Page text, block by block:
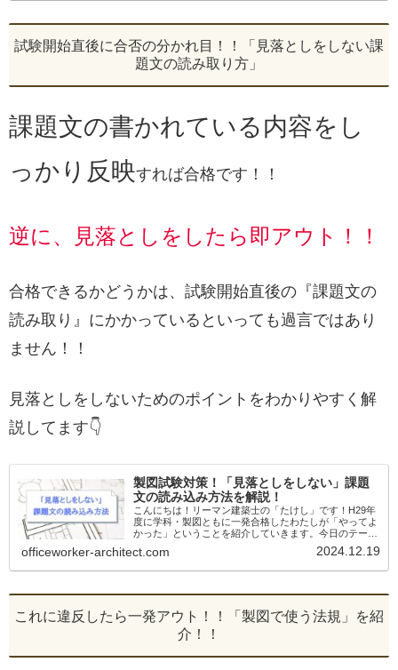
試験開始直後に合否の分かれ目！！「見落としをしない課
題文の読み取り方」
課題文の書かれている内容をし
っかり反映すれば合格です！！
逆に、見落としをしたら即アウト！！
合格できるかどうかは、試験開始直後の『課題文の
読み取り』にかかっているといっても過言ではあり
ません！！
見落としをしないためのポイントをわかりやすく解
説してます👇
製図試験対策！「見落としをしない」課題
文の読み込み方法を解説！
こんにちは！リーマン建築士の「たけし」です！H29年
度に学科・製図ともに一発合格したわたしが「やってよ
かった」ということを紹介していきます。今日のテーマ
は製図試験対策！「見落としをしない」課題文の読み込
み方法を解説！製図試験に向けて課題に取...
officeworker-architect.com 2024.12.19
これに違反したら一発アウト！！「製図で使う法規」を紹
介！！